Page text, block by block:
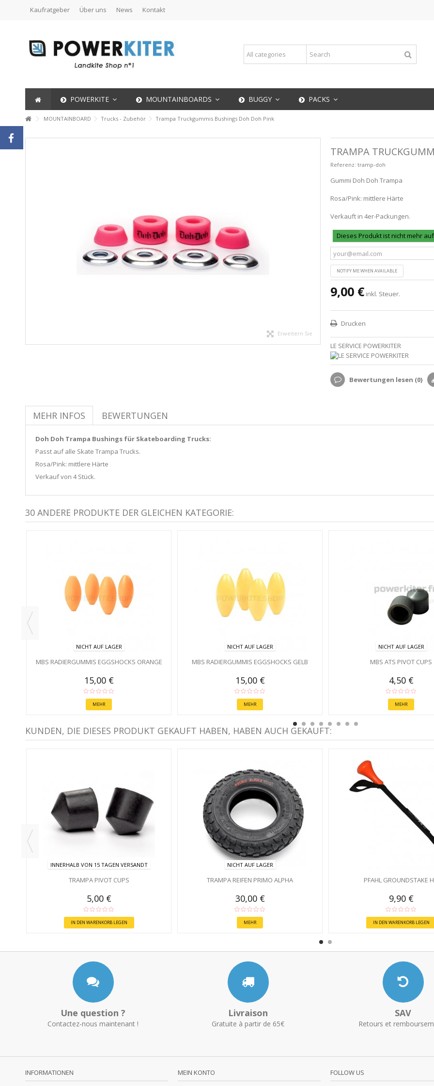
Kaufratgeber Über uns News Kontakt
POWERKITE MOUNTAINBOARDS BUGGY PACKS
MOUNTAINBOARD Trucks - Zubehör Trampa Truckgummis Bushings Doh Doh Pink
Erweitern Sie
TRAMPA
Referenz: tramp-doh
Gummi Doh Doh Trampa
Rosa/Pink: mittlere Härte
Verkauft in 4er-Packungen.
Dieses Produkt ist nicht mehr
NOTIFY ME WHEN AVAILABLE
9,00 € inkl. Steuer.
Drucken
LE SERVICE POWERKITER
Bewertungen lesen (0)
MEHR INFOS BEWERTUNGEN
Doh Doh Trampa Bushings für Skateboarding Trucks:
Passt auf alle Skate Trampa Trucks.
Rosa/Pink: mittlere Härte
Verkauf von 4 Stück.
30 ANDERE PRODUKTE DER GLEICHEN KATEGORIE:
NICHT AUF LAGER
MBS RADIERGUMMIS EGGSHOCKS ORANGE
15,00 €
MEHR
NICHT AUF LAGER
MBS RADIERGUMMIS EGGSHOCKS GELB
15,00 €
MEHR
NICHT AUF LAGER
MBS ATS PIVOT CUPS
4,50 €
MEHR
KUNDEN, DIE DIESES PRODUKT GEKAUFT HABEN, HABEN AUCH GEKAUFT:
INNERHALB VON 15 TAGEN VERSANDT
TRAMPA PIVOT CUPS
5,00 €
IN DEN WARENKORB LEGEN
NICHT AUF LAGER
TRAMPA REIFEN PRIMO ALPHA
30,00 €
MEHR
PFAHL GROUNDSTAKE
9,90 €
IN DEN WARENKORB LEGEN
Une question ?
Contactez-nous maintenant !
Livraison
Gratuite à partir de 65€
SAV
Retours et
INFORMATIONEN MEIN KONTO FOLLOW US